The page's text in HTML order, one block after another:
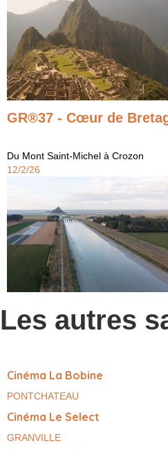
GR®37 - Cœur de
Du Mont Saint-Michel à Crozon
12/2/26
Les autres
Cinéma La Bobine
PONTCHATEAU
Cinéma Le Select
GRANVILLE